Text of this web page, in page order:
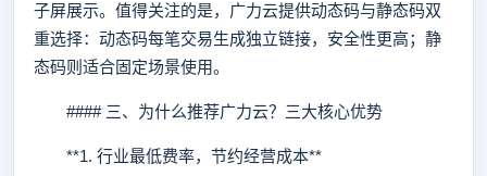
子屏展示。值得关注的是，广力云提供动态码与静态码双
重选择：动态码每笔交易生成独立链接，安全性更高；静
态码则适合固定场景使用。
#### 三、为什么推荐广力云？三大核心优势
**1. 行业最低费率，节约经营成本**